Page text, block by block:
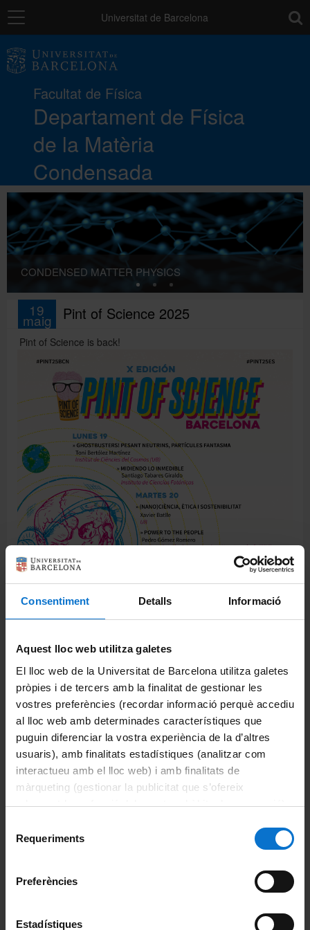
Consentiment Detalls Informació
Aquest lloc web utilitza galetes
El lloc web de la Universitat de Barcelona utilitza galetes
pròpies i de tercers amb la finalitat de gestionar les
vostres preferències (recordar informació perquè accediu
al lloc web amb determinades característiques que
puguin diferenciar la vostra experiència de la d’altres
usuaris), amb finalitats estadístiques (analitzar com
interactueu amb el lloc web) i amb finalitats de
màrqueting (gestionar la publicitat que s’ofereix
adequant-la en funció dels vostres hàbits de navegació).
consultar laPolítica de galetes del lloc web de la
Requeriments
Preferències
Estadístiques
Navegació Universitat de Barcelona
Facultat de Física
Departament de Física
de la Matèria
Condensada
El Departament
Docència
Recerca
Directori
CONDENSED MATTER PHYSICS
19
maig Pint of Science 2025
Pint of Science is back!
Dates:
19-05-2025
Horari:
Afegeix-ho a l'agenda
Pint of Science Barcelona 2025